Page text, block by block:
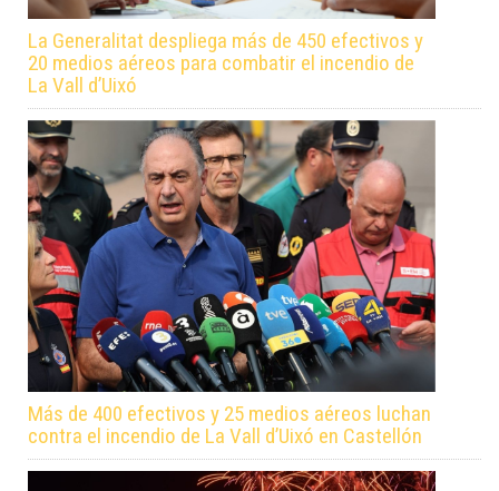
La Generalitat despliega más de 450 efectivos y
20 medios aéreos para combatir el incendio de
La Vall d’Uixó
Más de 400 efectivos y 25 medios aéreos luchan
contra el incendio de La Vall d’Uixó en Castellón